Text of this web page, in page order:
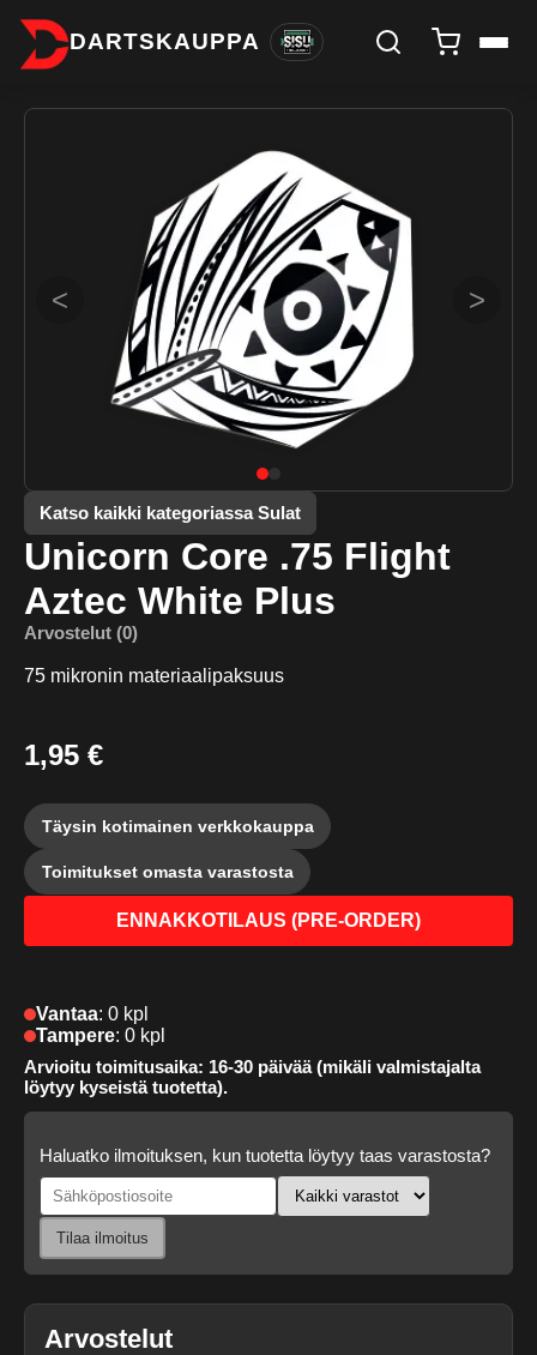
DARTSKAUPPA
< >
Arvostelut
Katso kaikki kategoriassa Sulat
Unicorn Core .75 Flight
Aztec White Plus
Arvostelut (0)
75 mikronin materiaalipaksuus
1,95 €
Täysin kotimainen verkkokauppa
Toimitukset omasta varastosta
ENNAKKOTILAUS (PRE-ORDER)
Vantaa: 0 kpl
Tampere: 0 kpl
Arvioitu toimitusaika: 16-30 päivää (mikäli valmistajalta
löytyy kyseistä tuotetta).
Haluatko ilmoituksen, kun tuotetta löytyy taas varastosta?
Tilaa ilmoitus